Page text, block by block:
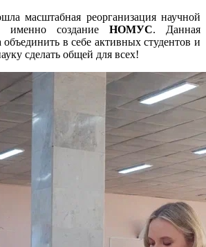
масштабная реорганизация научной
создание НОМУС. Данная
объединить в себе активных студентов и
сделать общей для всех!